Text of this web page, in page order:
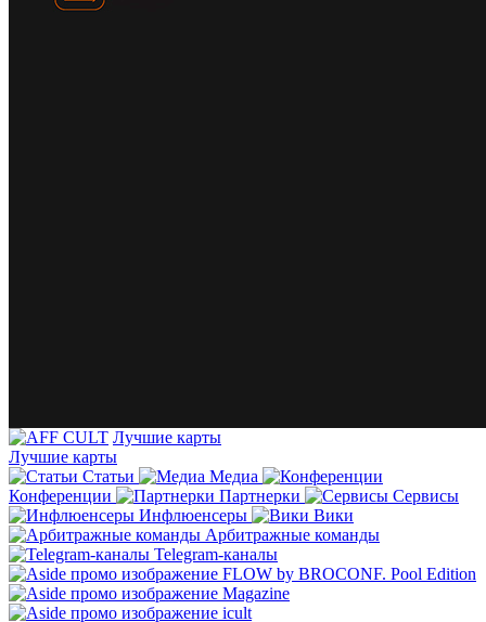
Лучшие карты
Лучшие карты
Статьи
Медиа
Конференции
Партнерки
Сервисы
Инфлюенсеры
Вики
Арбитражные команды
Telegram-каналы